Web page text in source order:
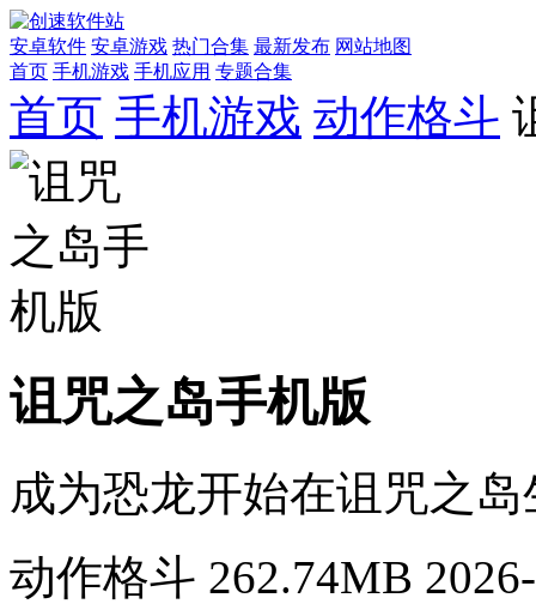
安卓软件 安卓游戏 热门合集 最新发布 网站地图
首页 手机游戏 手机应用 专题合集
首页 手机游戏 动作格斗
诅咒之岛手机版
成为恐龙开始在诅咒之
动作格斗 262.74MB